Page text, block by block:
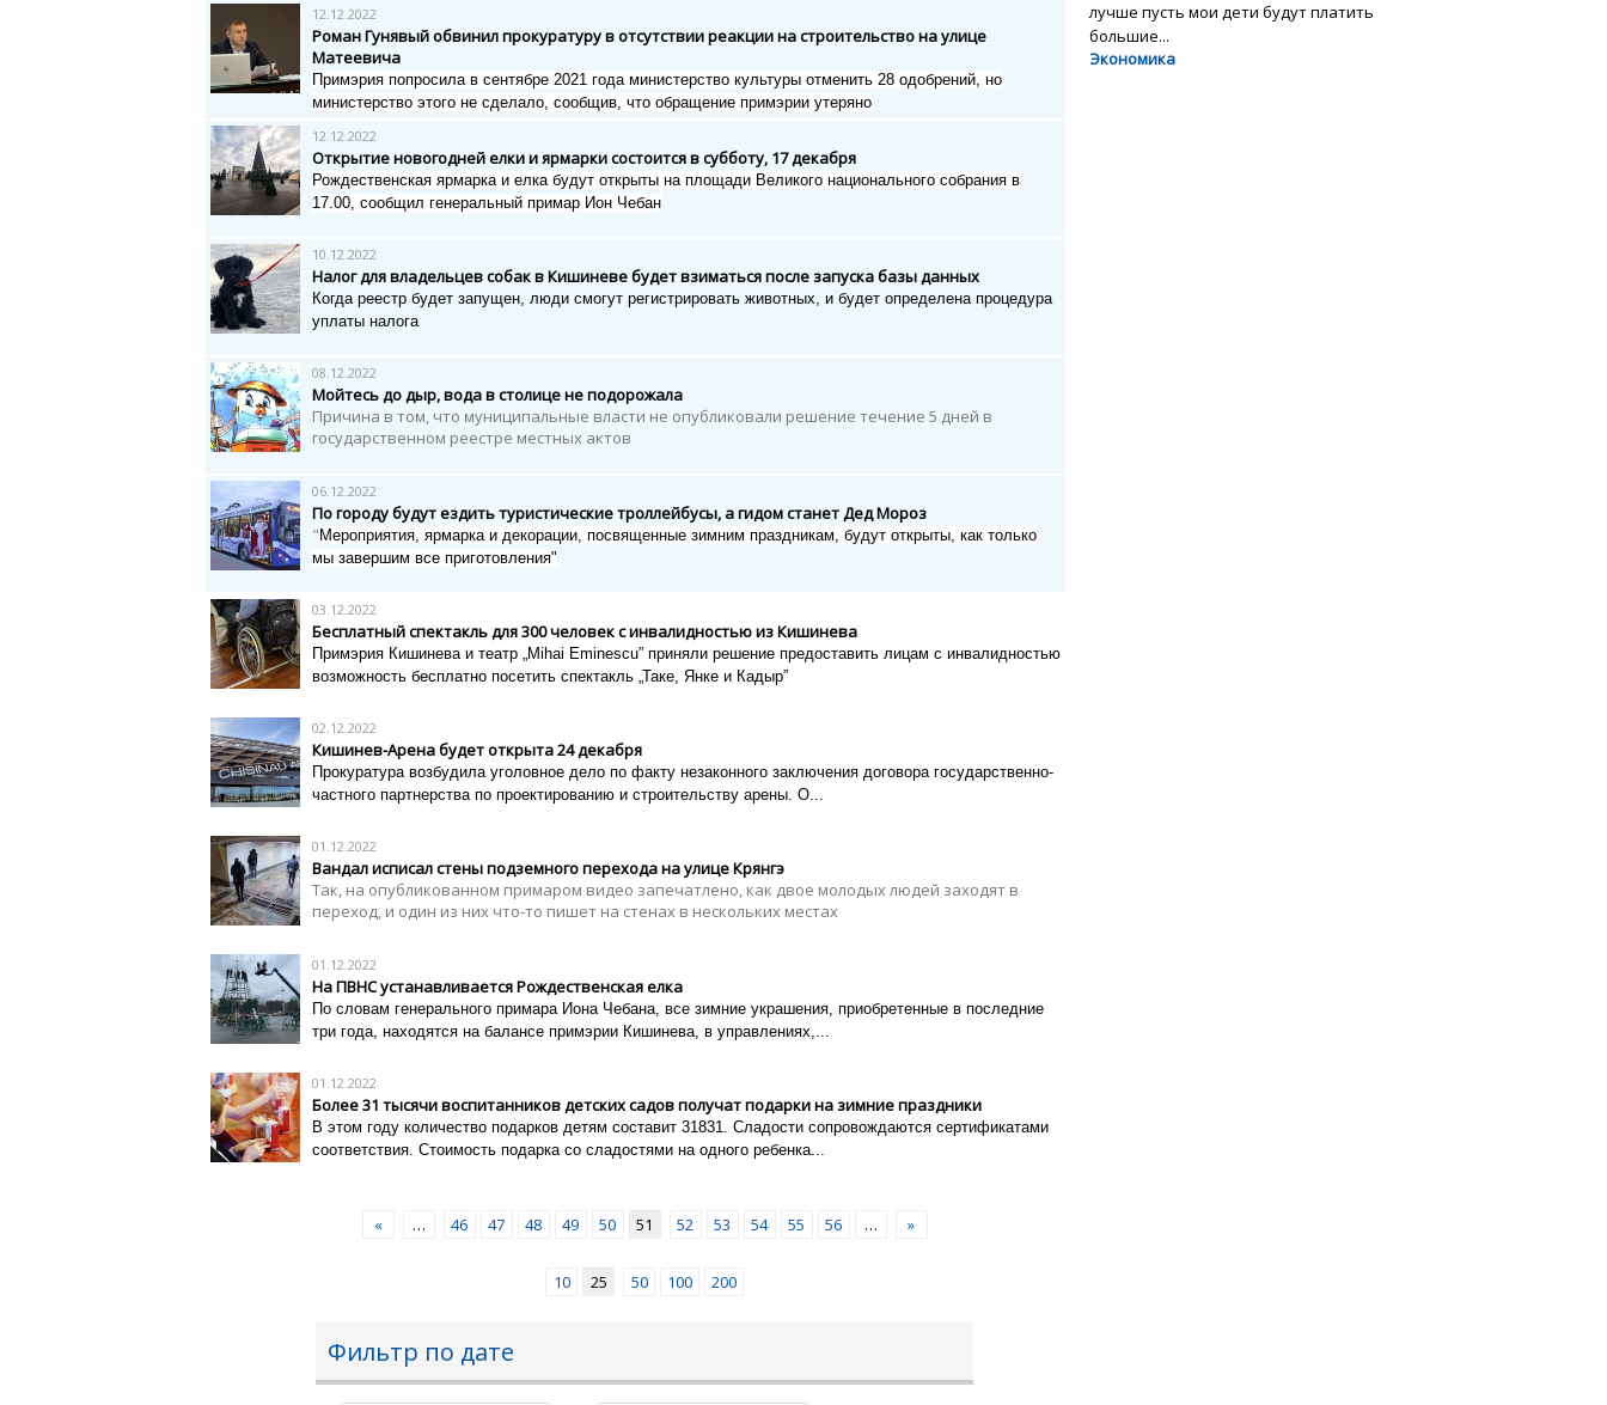
12.12.2022
Роман Гунявый обвинил прокуратуру в отсутствии реакции на строительство на улице
Матеевича
Примэрия попросила в сентябре 2021 года министерство культуры отменить 28 одобрений, но
министерство этого не сделало, сообщив, что обращение примэрии утеряно
12.12.2022
Открытие новогодней елки и ярмарки состоится в субботу, 17 декабря
Рождественская ярмарка и елка будут открыты на площади Великого национального собрания в
17.00, сообщил генеральный примар Ион Чебан
10.12.2022
Налог для владельцев собак в Кишиневе будет взиматься после запуска базы данных
Когда реестр будет запущен, люди смогут регистрировать животных, и будет определена процедура
уплаты налога
08.12.2022
Мойтесь до дыр, вода в столице не подорожала
Причина в том, что муниципальные власти не опубликовали решение течение 5 дней в
государственном реестре местных актов
06.12.2022
По городу будут ездить туристические троллейбусы, а гидом станет Дед Мороз
" Мероприятия, ярмарка и декорации, посвященные зимним праздникам, будут открыты, как только
мы завершим все приготовления"
03.12.2022
Бесплатный спектакль для 300 человек с инвалидностью из Кишинева
Примэрия Кишинева и театр „Mihai Eminescu” приняли решение предоставить лицам с инвалидностью
возможность бесплатно посетить спектакль „Таке, Янке и Кадыр”
02.12.2022
Кишинев-Арена будет открыта 24 декабря
Прокуратура возбудила уголовное дело по факту незаконного заключения договора государственно-
частного партнерства по проектированию и строительству арены. О...
01.12.2022
Вандал исписал стены подземного перехода на улице Крянгэ
Так, на опубликованном примаром видео запечатлено, как двое молодых людей заходят в
переход, и один из них что-то пишет на стенах в нескольких местах
01.12.2022
На ПВНС устанавливается Рождественская елка
По словам генерального примара Иона Чебана, все зимние украшения, приобретенные в последние
три года, находятся на балансе примэрии Кишинева, в управлениях,...
01.12.2022
Более 31 тысячи воспитанников детских садов получат подарки на зимние праздники
В этом году количество подарков детям составит 31831. Сладости сопровождаются сертификатами
соответствия. Стоимость подарка со сладостями на одного ребенка...
« … 46 47 48 49 50 51 52 53 54 55 56 … »
10 25 50 100 200
Фильтр по дате
лучше пусть мои дети будут платить
большие...
Экономика